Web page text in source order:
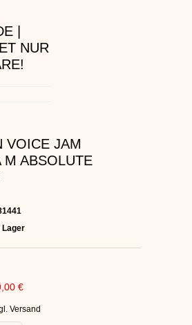
SCHUHE
SKATERSCHUHE
|
NUR
VOICE JAM
M ABSOLUTE
Lager
€
Versand